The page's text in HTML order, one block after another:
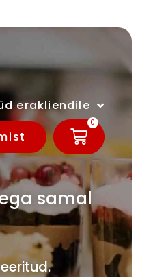
erakliendile
0
samal